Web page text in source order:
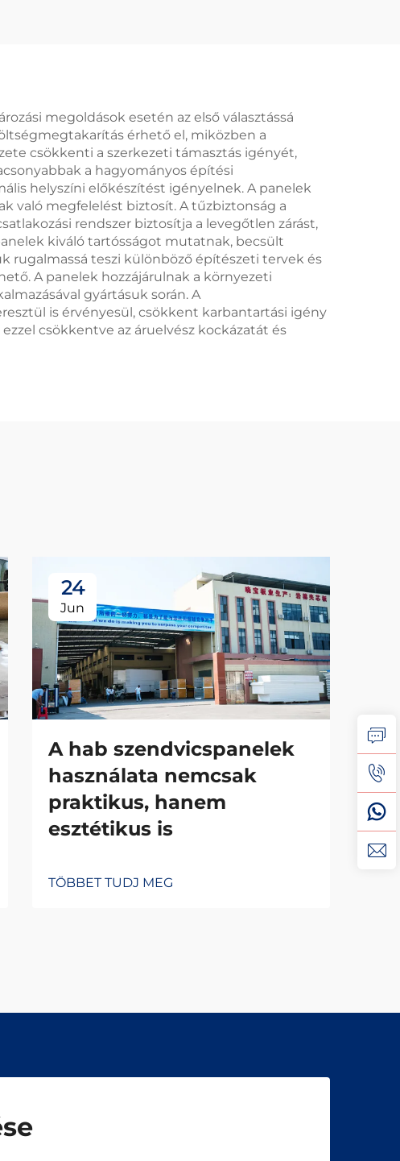
megoldások esetén az első választássá
érhető el, miközben a
csökkenti a szerkezeti támasztás igényét,
a hagyományos építési
helyszíni előkészítést igényelnek. A panelek
való megfelelést biztosít. A tűzbiztonság a
rendszer biztosítja a levegőtlen zárást,
kiváló tartósságot mutatnak, becsült
rugalmassá teszi különböző építészeti tervek és
A panelek hozzájárulnak a környezeti
gyártásuk során. A
is érvényesül, csökkent karbantartási igény
csökkentve az áruelvész kockázatát és
24
Jun
A hab szendvicspanelek
használata nemcsak
praktikus, hanem
esztétikus is
TÖBBET TUDJ MEG
A